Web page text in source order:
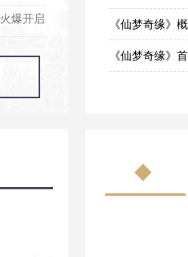
火爆开启 07-27
《仙梦奇缘》
07-27
《仙梦奇缘》